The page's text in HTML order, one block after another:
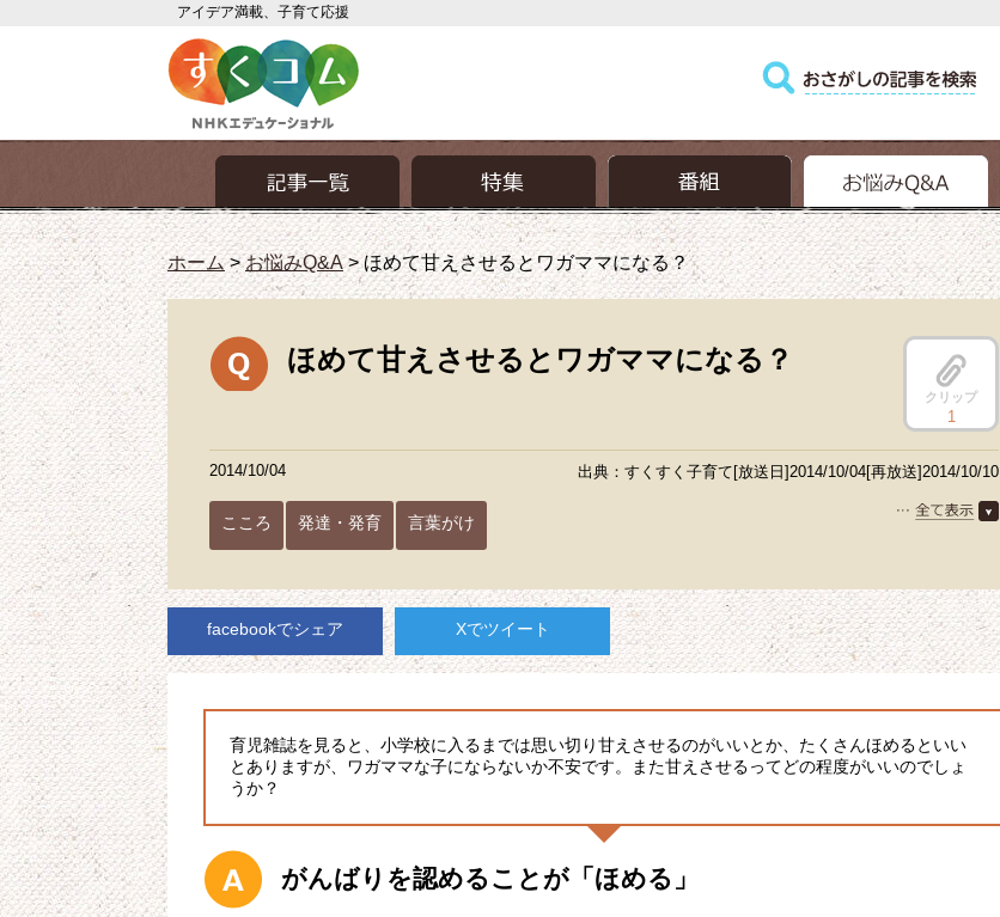
アイデア満載、子育て応援
ホーム>お悩みQ&A>ほめて甘えさせるとワガママになる？
ほめて甘えさせるとワガママになる？
クリップ
1
2014/10/04 出典：すくすく子育て[放送日]2014/10/04[再放送]2014/10/10
こころ 発達・発育 言葉がけ
facebookでシェア Xでツイート
育児雑誌を見ると、小学校に入るまでは思い切り甘えさせるのがいいとか、たくさんほめるといい
とありますが、ワガママな子にならないか不安です。また甘えさせるってどの程度がいいのでしょ
うか？
がんばりを認めることが「ほめる」